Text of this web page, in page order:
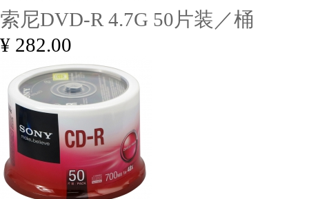
索尼DVD-R 4.7G 50片装／桶
¥ 282.00